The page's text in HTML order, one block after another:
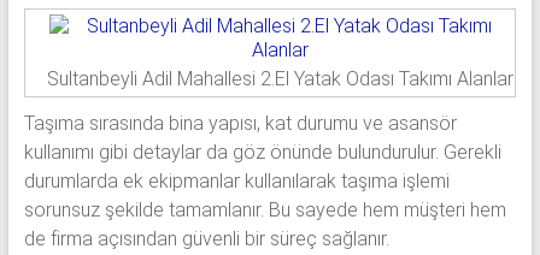
Sultanbeyli Adil Mahallesi 2.El Yatak Odası Takımı Alanlar
Taşıma sırasında bina yapısı, kat durumu ve asansör
kullanımı gibi detaylar da göz önünde bulundurulur. Gerekli
durumlarda ek ekipmanlar kullanılarak taşıma işlemi
sorunsuz şekilde tamamlanır. Bu sayede hem müşteri hem
de firma açısından güvenli bir süreç sağlanır.